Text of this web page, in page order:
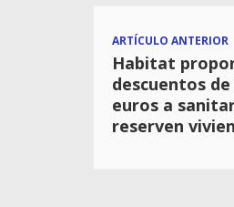
ARTÍCULO ANTERIOR
Habitat
descuentos de
euros a
reserven